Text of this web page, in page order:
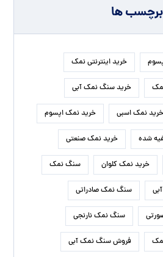
برچسب ها
خرید اینترنتی نمک
خرید سنگ نمک آبی
خرید نمک اسبی خرید نمک اپسوم
شده خرید نمک صنعتی
خرید نمک کلوان سنگ نمک
سنگ نمک صادراتی
سنگ نمک نارنجی
فروش سنگ نمک آبی